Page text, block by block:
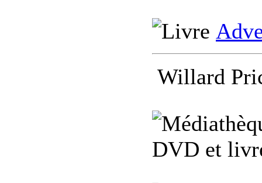
Willard
DVD et